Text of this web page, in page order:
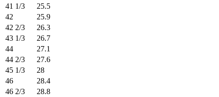
41 1/3
25.5
42
25.9
42 2/3
26.3
43 1/3
26.7
44
27.1
44 2/3
27.6
45 1/3
28
46
28.4
46 2/3
28.8